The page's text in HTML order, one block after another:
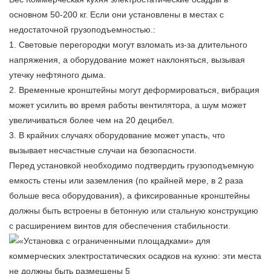
основном 50-200 кг. Если они установлены в местах с
недостаточной грузоподъемностью.:
1. Световые перегородки могут взломать из-за длительного
напряжения, а оборудование может наклоняться, вызывая
утечку нефтяного дыма.
2. Временные кронштейны могут деформироваться, вибрация
может усилить во время работы вентилятора, а шум может
увеличиваться более чем на 20 децибел.
3. В крайних случаях оборудование может упасть, что
вызывает несчастные случаи на безопасности.
Перед установкой необходимо подтвердить грузоподъемную
емкость стены или заземления (по крайней мере, в 2 раза
больше веса оборудования), а фиксированные кронштейны
должны быть встроены в бетонную или стальную конструкцию
с расширением винтов для обеспечения стабильности.